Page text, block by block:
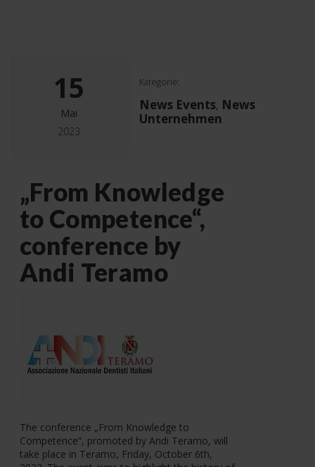
15
Mai
2023
Kategorie:
News Events, News
Unternehmen
„From Knowledge
to Competence“,
conference by
Andi Teramo
The conference „From Knowledge to
Competence“, promoted by Andi Teramo, will
take place in Teramo, Friday, October 6th,